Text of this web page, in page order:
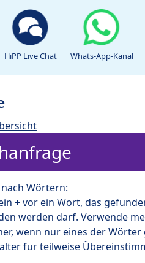
HiPP Live Chat Whats-App-Kanal
Wörtern:
+vor ein Wort, das
werden darf. Verwende
wenn nur eines der
für teilweise